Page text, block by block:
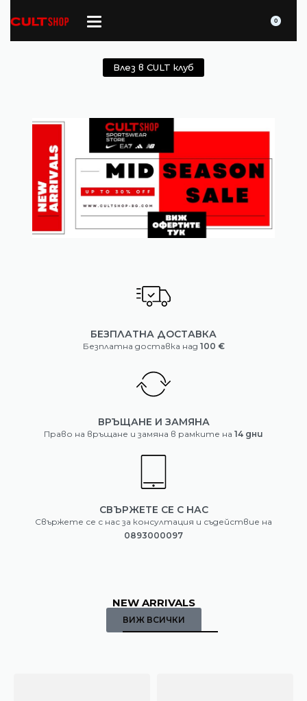
0
Влез в CULT клуб
БЕЗПЛАТНА ДОСТАВКА
Безплатна доставка над 100 €
ВРЪЩАНЕ И ЗАМЯНА
Право на връщане и замяна в рамките на 14 дни
СВЪРЖЕТЕ СЕ С НАС
Свържете се с нас за консултация и съдействие на
0893000097
NEW ARRIVALS
ВИЖ ВСИЧКИ